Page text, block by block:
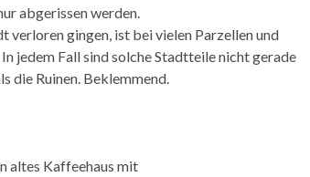
abgerissen werden.
verloren gingen, ist bei vielen Parzellen und
jedem Fall sind solche Stadtteile nicht gerade
die Ruinen. Beklemmend.
altes Kaffeehaus mit